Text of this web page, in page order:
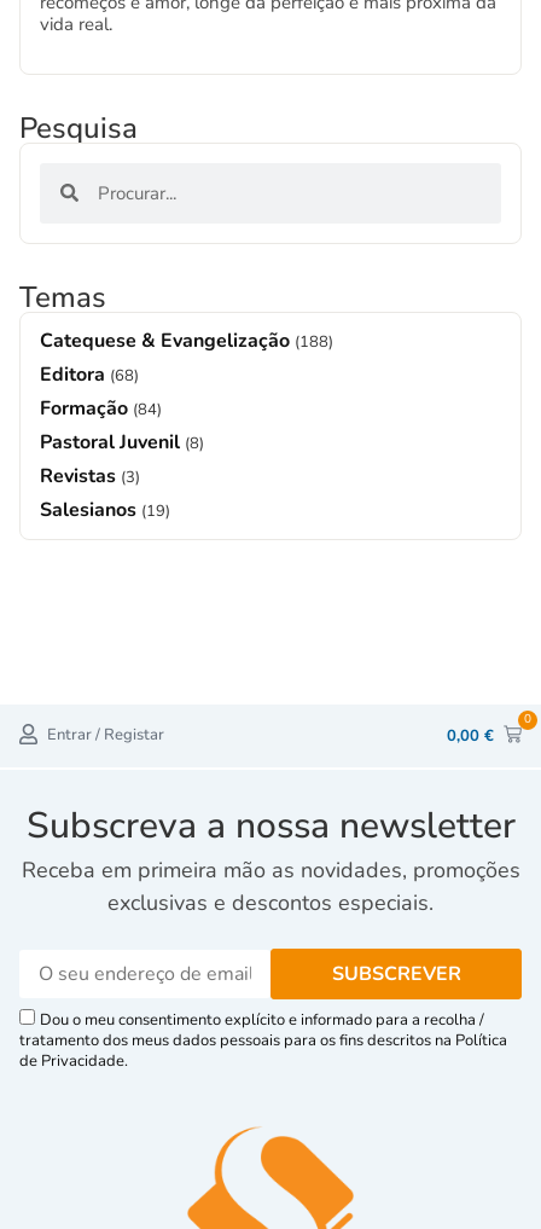
vida real.
Pesquisa
Temas
Catequese & Evangelização (188)
Editora (68)
Formação (84)
Pastoral Juvenil (8)
Revistas (3)
Salesianos (19)
Entrar / Registar 0,00 €
0
Subscreva a nossa newsletter
Receba em primeira mão as novidades, promoções
exclusivas e descontos especiais.
Dou o meu consentimento explícito e informado para a recolha /
tratamento dos meus dados pessoais para os fins descritos na Política
de Privacidade.